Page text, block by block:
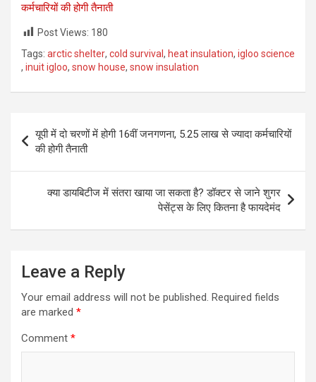
कर्मचारियों की होगी तैनाती
Post Views: 180
Tags: arctic shelter, cold survival , heat insulation, igloo science
, inuit igloo, snow house, snow insulation
Post
navigation
यूपी में दो चरणों में होगी 16वीं जनगणना, 5.25 लाख से ज्यादा कर्मचारियों
की होगी तैनाती
क्या डायबिटीज में संतरा खाया जा सकता है? डॉक्टर से जाने शुगर
पेसेंट्स के लिए कितना है फायदेमंद
Leave a Reply
Your email address will not be published. Required fields
are marked *
Comment *